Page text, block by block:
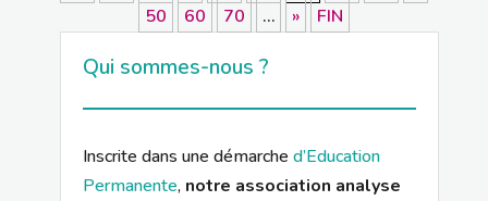
50
60 70 … » FIN
Qui sommes-nous ?
Inscrite dans une démarche d’Education
Permanente, notre association analyse